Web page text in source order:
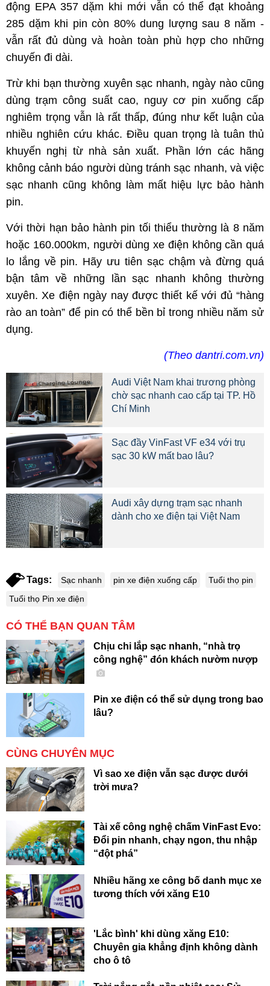
động EPA 357 dặm khi mới vẫn có thể đạt khoảng
285 dặm khi pin còn 80% dung lượng sau 8 năm -
vẫn rất đủ dùng và hoàn toàn phù hợp cho những
chuyến đi dài.
Trừ khi bạn thường xuyên sạc nhanh, ngày nào cũng
dùng trạm công suất cao, nguy cơ pin xuống cấp
nghiêm trọng vẫn là rất thấp, đúng như kết luận của
nhiều nghiên cứu khác. Điều quan trọng là tuân thủ
khuyến nghị từ nhà sản xuất. Phần lớn các hãng
không cảnh báo người dùng tránh sạc nhanh, và việc
sạc nhanh cũng không làm mất hiệu lực bảo hành
pin.
Với thời hạn bảo hành pin tối thiểu thường là 8 năm
hoặc 160.000km, người dùng xe điện không cần quá
lo lắng về pin. Hãy ưu tiên sạc chậm và đừng quá
bận tâm về những lần sạc nhanh không thường
xuyên. Xe điện ngày nay được thiết kế với đủ “hàng
rào an toàn” để pin có thể bền bỉ trong nhiều năm sử
dụng.
(Theo dantri.com.vn)
Audi Việt Nam khai trương phòng
chờ sạc nhanh cao cấp tại TP. Hồ
Chí Minh
Sạc đầy VinFast VF e34 với trụ
sạc 30 kW mất bao lâu?
Audi xây dựng trạm sạc nhanh
dành cho xe điện tại Việt Nam
Tags: Sạc nhanh pin xe điện xuống cấp
Tuổi thọ pin
Tuổi thọ Pin xe điện
CÓ THỂ BẠN QUAN TÂM
Chịu chi lắp sạc nhanh, “nhà trọ
công nghệ” đón khách nườm nượp
Pin xe điện có thể sử dụng trong bao
lâu?
CÙNG CHUYÊN MỤC
Vì sao xe điện vẫn sạc được dưới
trời mưa?
Tài xế công nghệ chấm VinFast Evo:
Đổi pin nhanh, chạy ngon, thu nhập
“đột phá”
Nhiều hãng xe công bố danh mục xe
tương thích với xăng E10
'Lắc bình' khi dùng xăng E10:
Chuyên gia khẳng định không dành
cho ô tô